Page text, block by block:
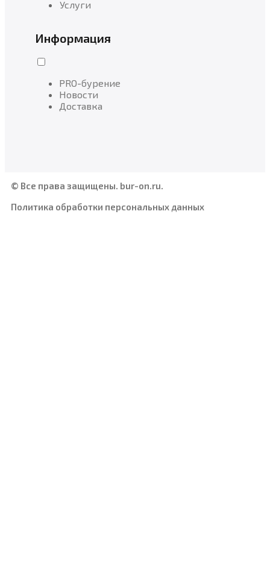
Услуги
Информация
PRO-бурение
Новости
Доставка
© Все права защищены. bur-on.ru.
Политика обработки персональных данных